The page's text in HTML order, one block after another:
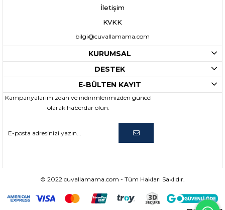
İletişim
KVKK
bilgi@cuvallamama.com
KURUMSAL
DESTEK
E-BÜLTEN KAYIT
Kampanyalarımızdan ve indirimlerimizden güncel
olarak haberdar olun.
© 2022 cuvallamama.com - Tüm Hakları Saklıdır.